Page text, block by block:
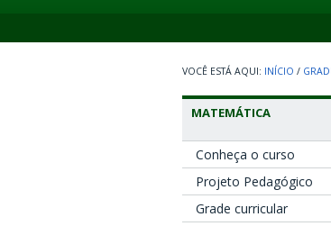
INÍCIO /
MATEMÁTICA
Conheça o curso
Projeto Pedagógico
Grade curricular